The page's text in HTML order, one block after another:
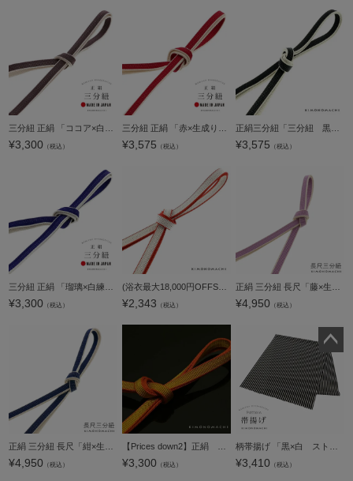
¥3,300 （税込） ¥3,575 （税込）
正絹三分紐「三分紐 黒×白」帯締め 組紐 洒落小物 【メール便対応可】＜H＞
¥3,575 （税込）
三分紐 正絹 「瑠璃×白練色」 帯締め 並尺 三分帯締め 組紐 通年用 洒落小物 洒落もの 【メール便対応可】
¥3,300 （税込）
(浴衣最大18,000円OFFSALE8/13迄)【Prices down2】正絹三分紐「三分紐 白×赤」帯締め 組紐 洒落小物 【メール便対応可】
¥2,343 （税込）
正絹 三分紐 長尺「藤×生成り」正絹三分紐単品 ロングタイプ 帯締め 三分締め 洒落小物【メール便対応可】＜H＞ss2306wkm10
¥4,950 （税込）
¥4,950 （税込） ¥3,300 （税込） ¥3,410 （税込）
ペー
ジト
ップ